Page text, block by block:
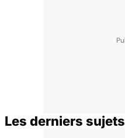
Les derniers sujets